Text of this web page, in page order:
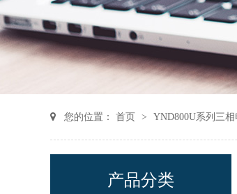
您的位置： 首页 > YND800U系列三相
产品分类